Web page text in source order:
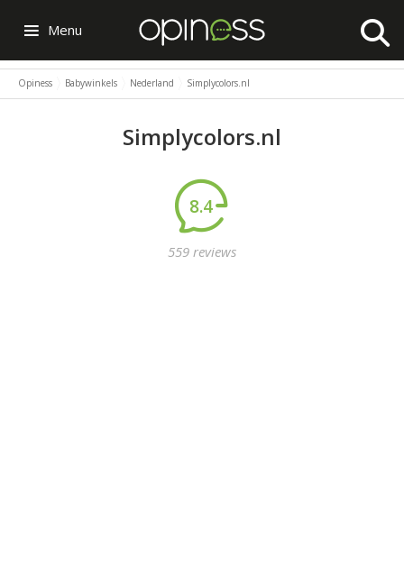
Menu
Opiness Babywinkels Nederland Simplycolors.nl
Simplycolors.nl
8.4
559 reviews